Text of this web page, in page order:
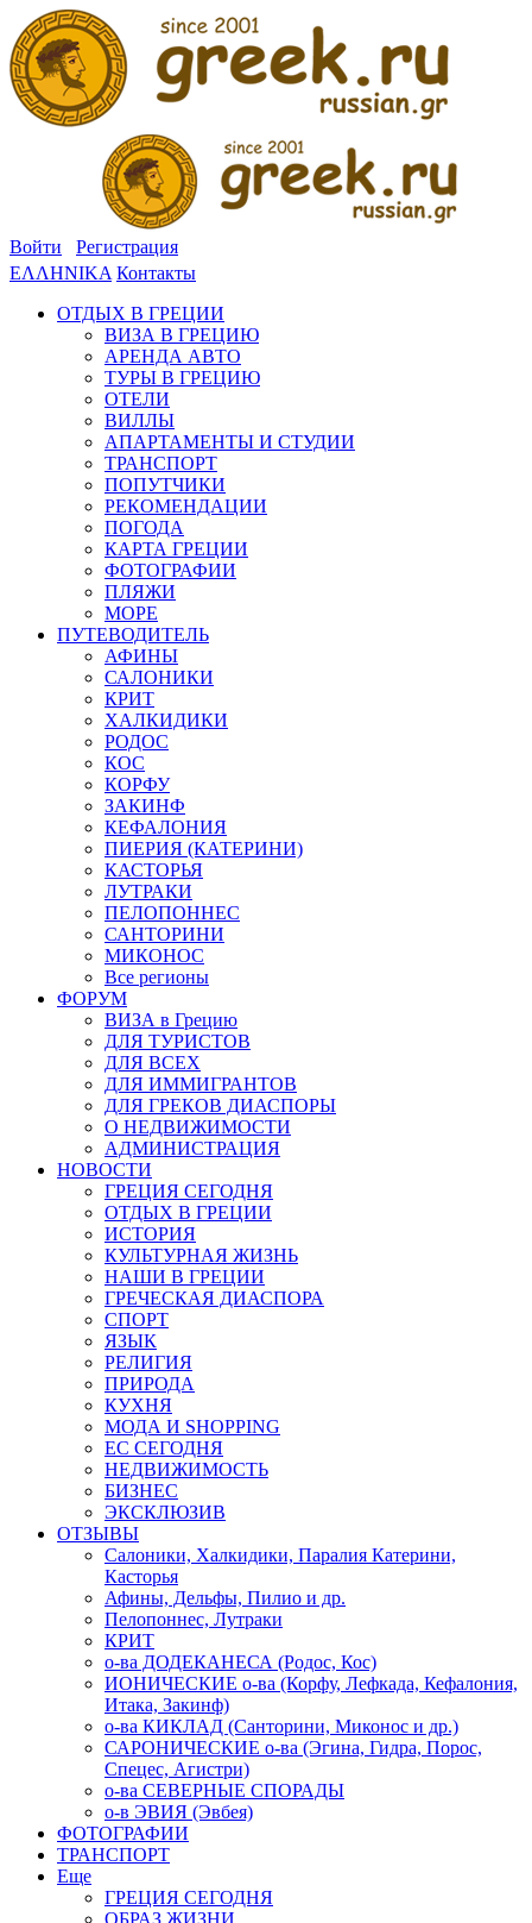
Войти
Регистрация
ΕΛΛΗΝΙΚΑ Контакты
ОТДЫХ В ГРЕЦИИ
ВИЗА В ГРЕЦИЮ
АРЕНДА АВТО
ТУРЫ В ГРЕЦИЮ
ОТЕЛИ
ВИЛЛЫ
АПАРТАМЕНТЫ И СТУДИИ
ТРАНСПОРТ
ПОПУТЧИКИ
РЕКОМЕНДАЦИИ
ПОГОДА
КАРТА ГРЕЦИИ
ФОТОГРАФИИ
ПЛЯЖИ
МОРЕ
ПУТЕВОДИТЕЛЬ
АФИНЫ
САЛОНИКИ
КРИТ
ХАЛКИДИКИ
РОДОС
КОС
КОРФУ
ЗАКИНФ
КЕФАЛОНИЯ
ПИЕРИЯ (КАТЕРИНИ)
КАСТОРЬЯ
ЛУТРАКИ
ПЕЛОПОННЕС
САНТОРИНИ
МИКОНОС
Все регионы
ФОРУМ
ВИЗА в Грецию
ДЛЯ ТУРИСТОВ
ДЛЯ ВСЕХ
ДЛЯ ИММИГРАНТОВ
ДЛЯ ГРЕКОВ ДИАСПОРЫ
О НЕДВИЖИМОСТИ
АДМИНИСТРАЦИЯ
НОВОСТИ
ГРЕЦИЯ СЕГОДНЯ
ОТДЫХ В ГРЕЦИИ
ИСТОРИЯ
КУЛЬТУРНАЯ ЖИЗНЬ
НАШИ В ГРЕЦИИ
ГРЕЧЕСКАЯ ДИАСПОРА
СПОРТ
ЯЗЫК
РЕЛИГИЯ
ПРИРОДА
КУХНЯ
МОДА И SHOPPING
ЕС СЕГОДНЯ
НЕДВИЖИМОСТЬ
БИЗНЕС
ЭКСКЛЮЗИВ
ОТЗЫВЫ
Салоники, Халкидики, Паралия Катерини,
Касторья
Афины, Дельфы, Пилио и др.
Пелопоннес, Лутраки
КРИТ
о-ва ДОДЕКАНЕСА (Родос, Кос)
ИОНИЧЕСКИЕ о-ва (Корфу, Лефкада, Кефалония,
Итака, Закинф)
о-ва КИКЛАД (Санторини, Миконос и др.)
САРОНИЧЕСКИЕ о-ва (Эгина, Гидра, Порос,
Спецес, Агистри)
о-ва СЕВЕРНЫЕ СПОРАДЫ
о-в ЭВИЯ (Эвбея)
ФОТОГРАФИИ
ТРАНСПОРТ
Еще
ГРЕЦИЯ СЕГОДНЯ
ОБРАЗ ЖИЗНИ